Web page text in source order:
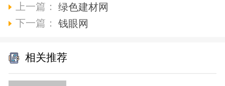
上一篇：
绿色建材网
下一篇：
钱眼网
相关推荐